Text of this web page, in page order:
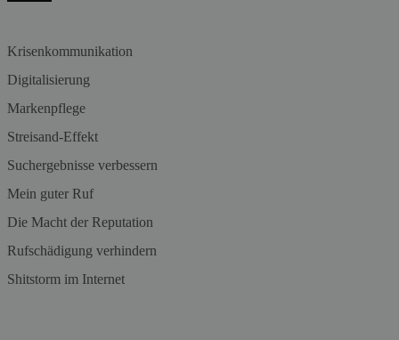
Krisenkommunikation
Digitalisierung
Markenpflege
Streisand-Effekt
Suchergebnisse verbessern
Mein guter Ruf
Die Macht der Reputation
Rufschädigung verhindern
Shitstorm im Internet